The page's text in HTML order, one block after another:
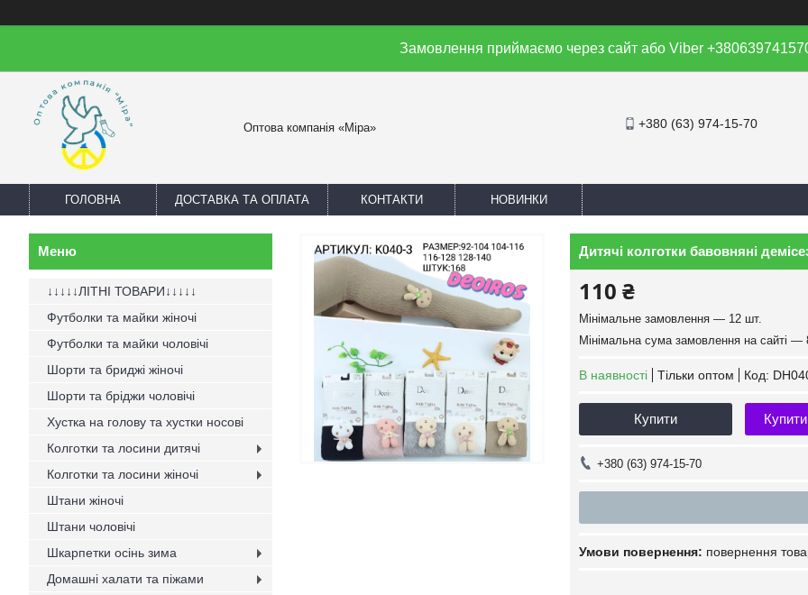
Замовлення приймаємо через сайт або Viber
Оптова компанія «Міра» +380 (63) 974-15-70
ГОЛОВНА ДОСТАВКА ТА ОПЛАТА КОНТАКТИ НОВИНКИ
Дитячі колготки бавовняні
110 ₴
Мінімальне замовлення — 12 шт.
Мінімальна сума замовлення на сайті —
В наявності Тільки оптом Код:
Купити
+380 (63) 974-15-70
повернення
↓↓↓↓↓ЛІТНІ ТОВАРИ↓↓↓↓↓
Футболки та майки жіночі
Футболки та майки чоловічі
Шорти та бриджі жіночі
Шорти та бріджи чоловічі
Хустка на голову та хустки носові
Колготки та лосини дитячі
Колготки та лосини жіночі
Штани жіночі
Штани чоловічі
Шкарпетки осінь зима
Домашні халати та піжами